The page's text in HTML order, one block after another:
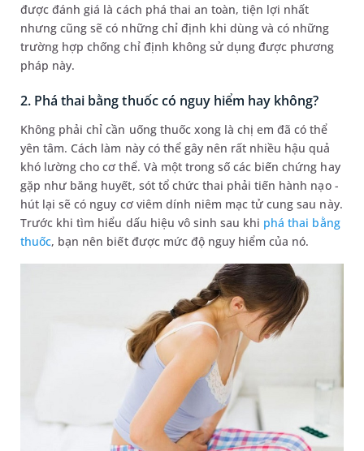
được đánh giá là cách phá thai an toàn, tiện lợi nhất
nhưng cũng sẽ có những chỉ định khi dùng và có những
trường hợp chống chỉ định không sử dụng được phương
pháp này.
2. Phá thai bằng thuốc có nguy hiểm hay không?
Không phải chỉ cần uống thuốc xong là chị em đã có thể
yên tâm. Cách làm này có thể gây nên rất nhiều hậu quả
khó lường cho cơ thể. Và một trong số các biến chứng hay
gặp như băng huyết, sót tổ chức thai phải tiến hành nạo -
hút lại sẽ có nguy cơ viêm dính niêm mạc tử cung sau này.
Trước khi tìm hiểu dấu hiệu vô sinh sau khi phá thai bằng
thuốc, bạn nên biết được mức độ nguy hiểm của nó.